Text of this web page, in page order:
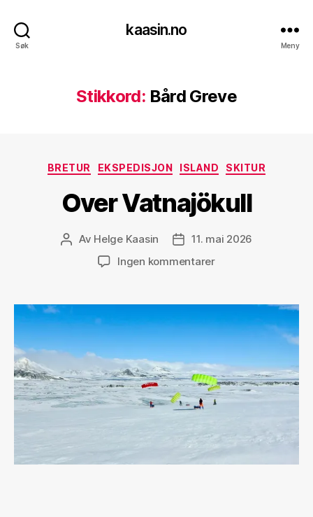
Søk
kaasin.no
Meny
Stikkord: Bård Greve
Kategorier
BRETUR EKSPEDISJON ISLAND SKITUR
Over Vatnajökull
Innleggsforfatter
Av Helge Kaasin Publiseringsdato
11. mai 2026
Ingen kommentarertil